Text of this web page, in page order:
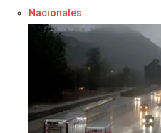
Respecto a
Nacionales